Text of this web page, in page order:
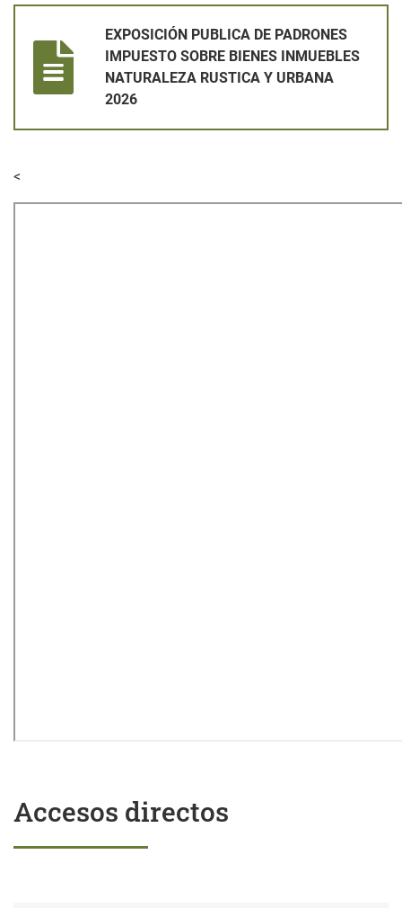
EXPOSICIÓN PUBLICA DE PADRONES
IMPUESTO SOBRE BIENES INMUEBLES
NATURALEZA RUSTICA Y URBANA
2026
<
Accesos directos